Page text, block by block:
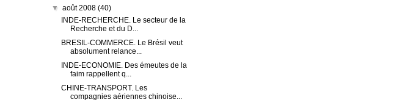
▼août 2008(40)
INDE-RECHERCHE. Le secteur de la
Recherche et du D...
BRESIL-COMMERCE. Le Brésil veut
absolument relance...
INDE-ECONOMIE. Des émeutes de la
faim rappellent q...
CHINE-TRANSPORT. Les
compagnies aériennes chinoise...